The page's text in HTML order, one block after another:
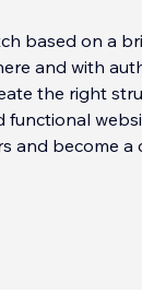
based on a
and with
the right
functional
and become a